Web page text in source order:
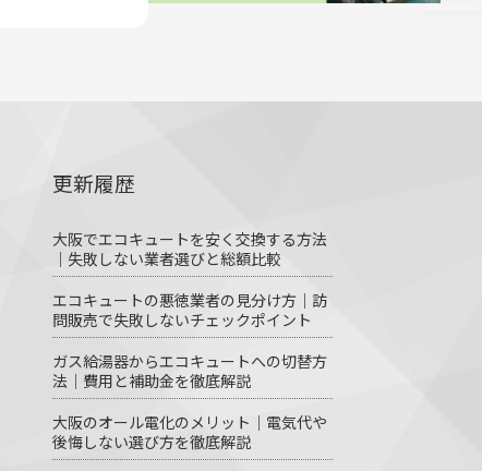
更新履歴
大阪でエコキュートを安く交換する方法
｜失敗しない業者選びと総額比較
エコキュートの悪徳業者の見分け方｜訪
問販売で失敗しないチェックポイント
ガス給湯器からエコキュートへの切替方
法｜費用と補助金を徹底解説
大阪のオール電化のメリット｜電気代や
後悔しない選び方を徹底解説